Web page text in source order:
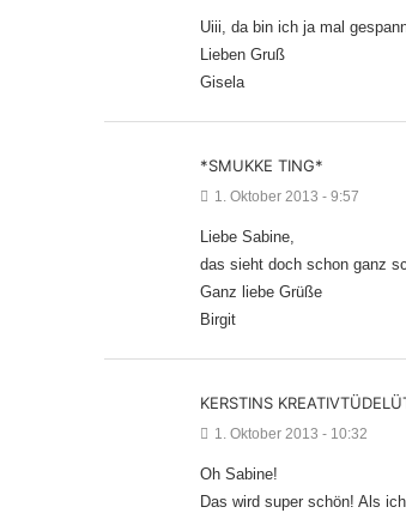
Uiii, da bin ich ja mal
Lieben Gruß
Gisela
*SMUKKE TING*
1. Oktober 2013 - 9:57
Liebe Sabine,
das sieht doch schon ganz
Ganz liebe Grüße
Birgit
KERSTINS
1. Oktober 2013 - 10:32
Oh Sabine!
Das wird super schön! Als